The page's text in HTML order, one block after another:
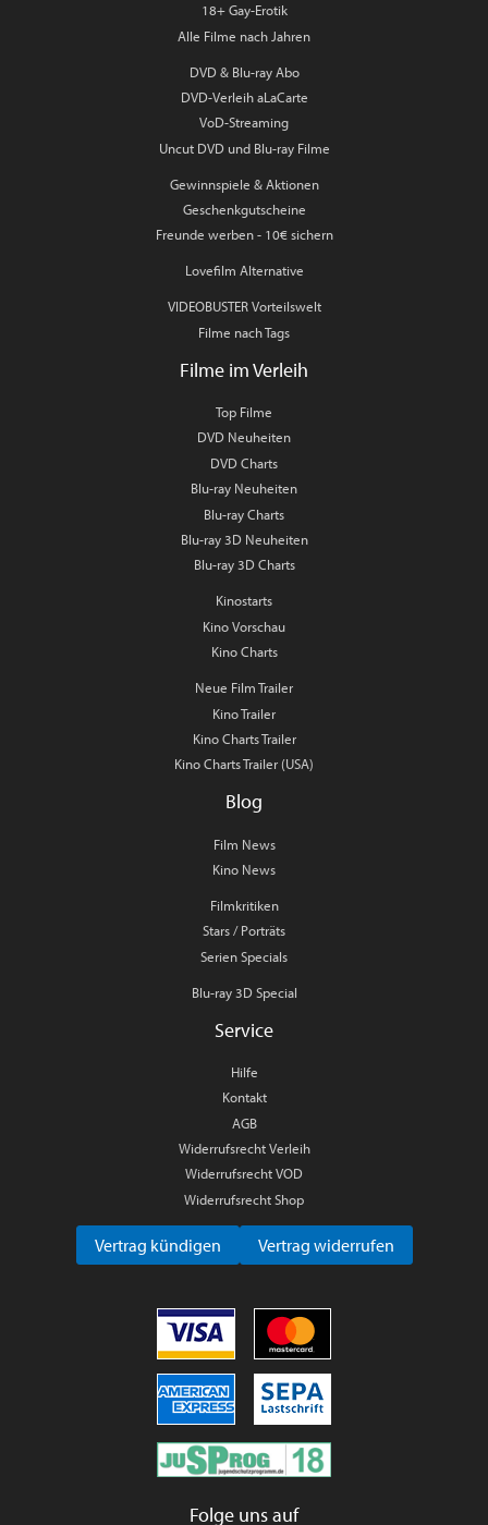
18+ Gay-Erotik
Alle Filme nach Jahren
DVD & Blu-ray Abo
DVD-Verleih aLaCarte
VoD-Streaming
Uncut DVD und Blu-ray Filme
Gewinnspiele & Aktionen
Geschenkgutscheine
Freunde werben - 10€ sichern
Lovefilm Alternative
VIDEOBUSTER Vorteilswelt
Filme nach Tags
Filme im Verleih
Top Filme
DVD Neuheiten
DVD Charts
Blu-ray Neuheiten
Blu-ray Charts
Blu-ray 3D Neuheiten
Blu-ray 3D Charts
Kinostarts
Kino Vorschau
Kino Charts
Neue Film Trailer
Kino Trailer
Kino Charts Trailer
Kino Charts Trailer (USA)
Blog
Film News
Kino News
Filmkritiken
Stars / Porträts
Serien Specials
Blu-ray 3D Special
Service
Hilfe
Kontakt
AGB
Widerrufsrecht Verleih
Widerrufsrecht VOD
Widerrufsrecht Shop
Vertrag kündigen Vertrag widerrufen
Folge uns auf